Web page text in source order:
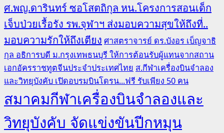
ศ.พญ.ดารินทร์ ซอโสตถิกุล หน.โครงการสอนเด็ก
เจ็บป่วยเรื้อรัง รพ.จุฬาฯ ส่งมอบความสุขให้ถึงที่..
มอบความรักให้ถึงเตียง ศาสตราจารย์ ดร.บังอร เบ็ญจาธิ
กุล อธิการบดี ม.กรุงเทพธนบุรี ให้การต้อนรับผู้แทนจากสถาน
เอกอัครราชทูตจีนประจำประเทศไทย ส.กีฬาเครื่องบินจำลอง
และวิทยุบังคับ เปิดอบรมบินโดรน...ฟรี รับเพียง 50 คน
สมาคมกีฬาเครื่องบินจำลองและ
วิทยุบังคับ จัดแข่งขันปีกหมุน